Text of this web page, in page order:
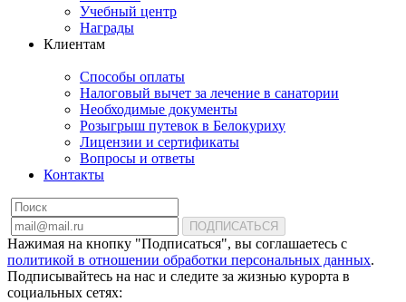
Учебный центр
Награды
Клиентам
Способы оплаты
Налоговый вычет за лечение в санатории
Необходимые документы
Розыгрыш путевок в Белокуриху
Лицензии и сертификаты
Вопросы и ответы
Контакты
ПОДПИСАТЬСЯ
Нажимая на кнопку "Подписаться", вы соглашаетесь с
политикой в отношении обработки персональных данных.
Подписывайтесь на нас и следите за жизнью курорта в
социальных сетях: